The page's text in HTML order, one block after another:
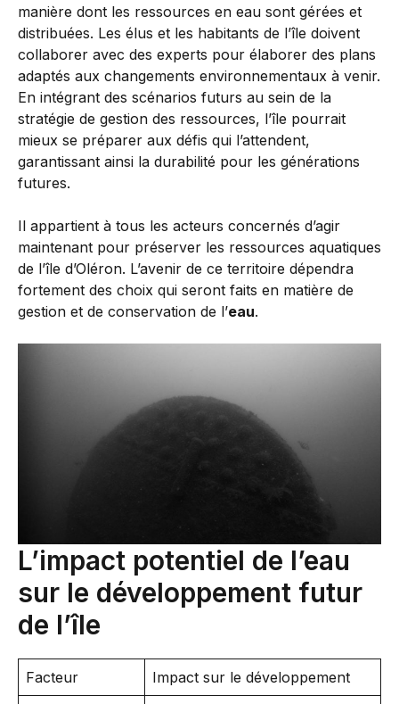
manière dont les ressources en eau sont gérées et
distribuées. Les élus et les habitants de l’île doivent
collaborer avec des experts pour élaborer des plans
adaptés aux changements environnementaux à venir.
En intégrant des scénarios futurs au sein de la
stratégie de gestion des ressources, l’île pourrait
mieux se préparer aux défis qui l’attendent,
garantissant ainsi la durabilité pour les générations
futures.
Il appartient à tous les acteurs concernés d’agir
maintenant pour préserver les ressources aquatiques
de l’île d’Oléron. L’avenir de ce territoire dépendra
fortement des choix qui seront faits en matière de
gestion et de conservation de l’eau.
L’impact potentiel de l’eau
sur le développement futur
de l’île
Facteur Impact sur le développement